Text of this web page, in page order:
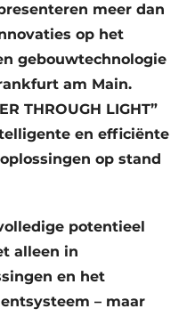
meer dan
op het
gebouwtechnologie
am Main.
THROUGH LIGHT”
en efficiënte
op stand
potentieel
alleen in
en het
– maar